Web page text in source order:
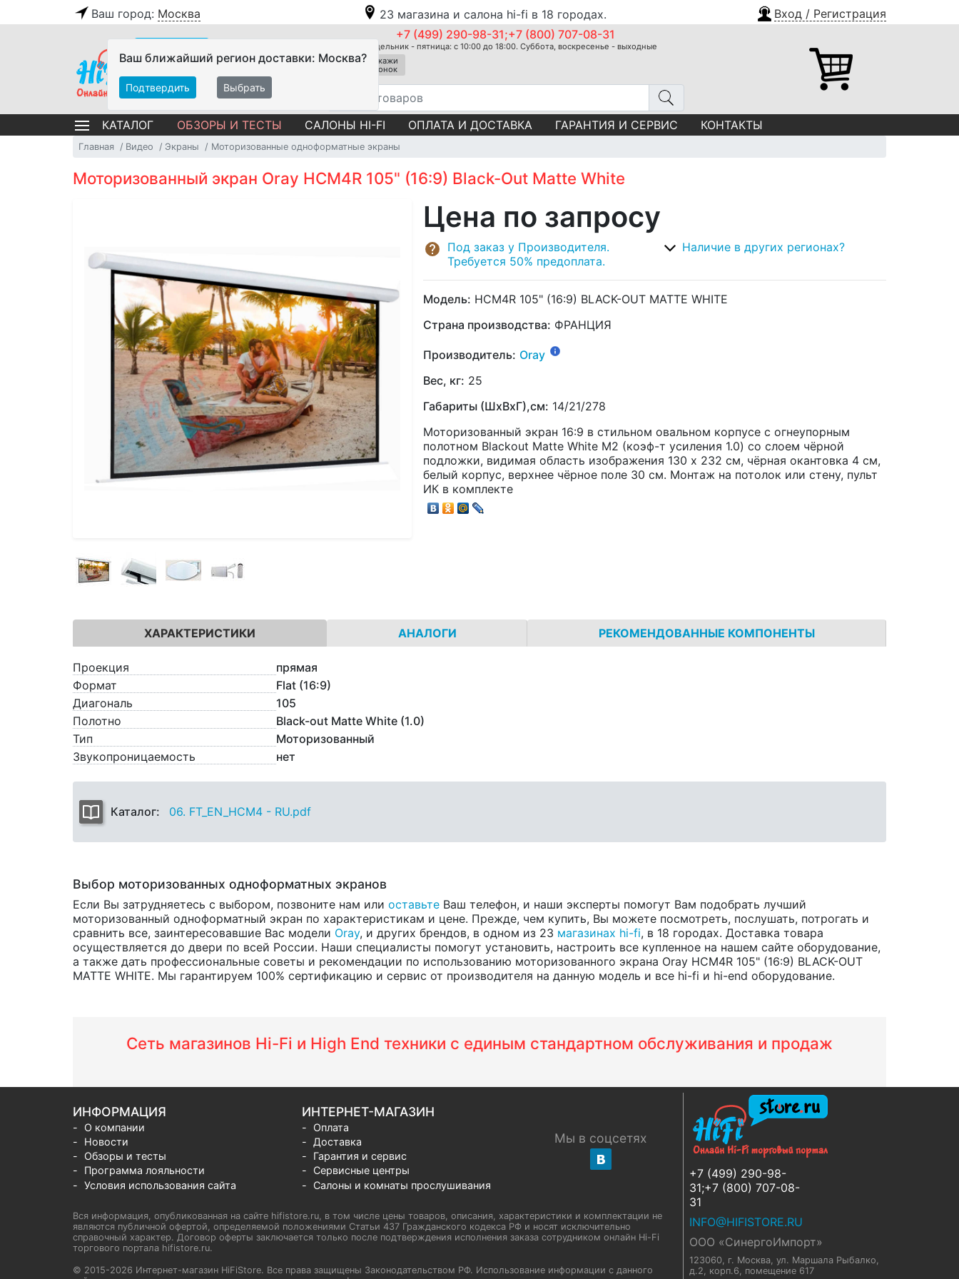
Ваш город: Москва 23 магазина и салона hi-fi в 18 городах. Вход / Регистрация
Ваш ближайший регион доставки: Москва?
Подтвердить Выбрать
+7 (499) 290-98-31;+7 (800) 707-08-31
Понедельник - пятница: с 10:00 до 18:00. Суббота, воскресенье - выходные
Закажи
звонок
КАТАЛОГ ОБЗОРЫ И ТЕСТЫ САЛОНЫ HI-FI ОПЛАТА И ДОСТАВКА ГАРАНТИЯ И СЕРВИС КОНТАКТЫ
Главная Видео Экраны Моторизованные одноформатные экраны
Моторизованный экран Oray HCM4R 105" (16:9) Black-Out Matte White
Цена по запросу
Под заказ у Производителя.
Требуется 50% предоплата.
Наличие в других регионах?
Модель: HCM4R 105" (16:9) BLACK-OUT MATTE WHITE
Страна производства: ФРАНЦИЯ
Производитель: Oray
Вес, кг: 25
Габариты (ШхВхГ),см: 14/21/278
Моторизованный экран 16:9 в стильном овальном корпусе с огнеупорным
полотном Blackout Matte White M2 (коэф-т усиления 1.0) со слоем чёрной
подложки, видимая область изображения 130 x 232 см, чёрная окантовка 4 см,
белый корпус, верхнее чёрное поле 30 см. Монтаж на потолок или стену, пульт
ИК в комплекте
ХАРАКТЕРИСТИКИ АНАЛОГИ РЕКОМЕНДОВАННЫЕ КОМПОНЕНТЫ
Проекция
прямая
Формат
Flat (16:9)
Диагональ
105
Полотно
Black-out Matte White (1.0)
Тип
Моторизованный
Звукопроницаемость
нет
Каталог: 06. FT_EN_HCM4 - RU.pdf
Выбор моторизованных одноформатных экранов
Если Вы затрудняетесь с выбором, позвоните нам или оставьте Ваш телефон, и наши эксперты помогут Вам подобрать лучший
моторизованный одноформатный экран по характеристикам и цене. Прежде, чем купить, Вы можете посмотреть, послушать, потрогать и
сравнить все, заинтересовавшие Вас модели Oray, и других брендов, в одном из 23 магазинах hi-fi, в 18 городах. Доставка товара
осуществляется до двери по всей России. Наши специалисты помогут установить, настроить все купленное на нашем сайте оборудование,
а также дать профессиональные советы и рекомендации по использованию моторизованного экрана Oray HCM4R 105" (16:9) BLACK-OUT
MATTE WHITE. Мы гарантируем 100% сертификацию и сервис от производителя на данную модель и все hi-fi и hi-end оборудование.
Сеть магазинов Hi-Fi и High End техники с единым стандартном обслуживания и продаж
+7 (499) 290-98-
31;+7 (800) 707-08-
31
INFO@HIFISTORE.RU
ООО «СинергоИмпорт»
123060, г. Москва ул. Маршала Рыбалко,
д.2, корп.6, помещение 617
ИНФОРМАЦИЯ
О компании
Новости
Обзоры и тесты
Программа лояльности
Условия использования сайта
ИНТЕРНЕТ-МАГАЗИН
Оплата
Доставка
Гарантия и сервис
Сервисные центры
Салоны и комнаты прослушивания
Мы в соцсетях
Вся информация, опубликованная на сайте hifistore.ru, в том числе цены товаров, описания, характеристики и комплектации не
являются публичной офертой, определяемой положениями Статьи 437 Гражданского кодекса РФ и носят исключительно
справочный характер. Договор оферты заключается только после подтверждения исполнения заказа сотрудником онлайн Hi-Fi
торгового портала hifistore.ru.
© 2015-2026 Интернет-магазин HiFiStore. Все права защищены Законодательством РФ. Использование информации с данного